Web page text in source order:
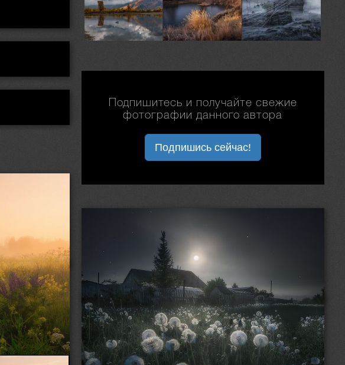
Подпишитесь и получайте свежие
фотографии данного автора
Подпишись сейчас!